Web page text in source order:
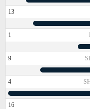
13
1
9
4
16